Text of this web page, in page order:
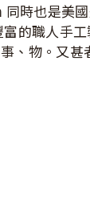
時也是美
的職人手工
、物。又